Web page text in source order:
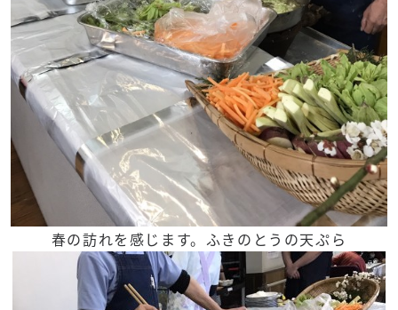
春の訪れを感じます。ふきのとうの天ぷら